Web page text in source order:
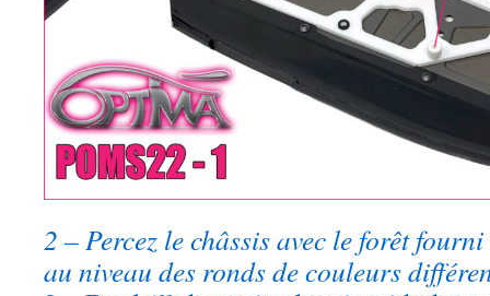
2 – Percez le châssis avec le forêt
au niveau des ronds de couleurs